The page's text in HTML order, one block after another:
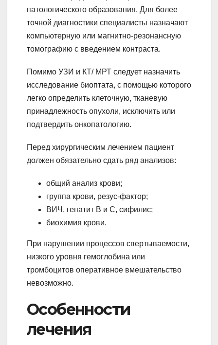
патологического образования. Для более
точной диагностики специалисты назначают
компьютерную или магнитно-резонансную
томографию с введением контраста.
Помимо УЗИ и КТ/ МРТ следует назначить
исследование биоптата, с помощью которого
легко определить клеточную, тканевую
принадлежность опухоли, исключить или
подтвердить онкопатологию.
Перед хирургическим лечением пациент
должен обязательно сдать ряд анализов:
общий анализ крови;
группа крови, резус-фактор;
ВИЧ, гепатит В и С, сифилис;
биохимия крови.
При нарушении процессов свертываемости,
низкого уровня гемоглобина или
тромбоцитов оперативное вмешательство
невозможно.
Особенности
лечения